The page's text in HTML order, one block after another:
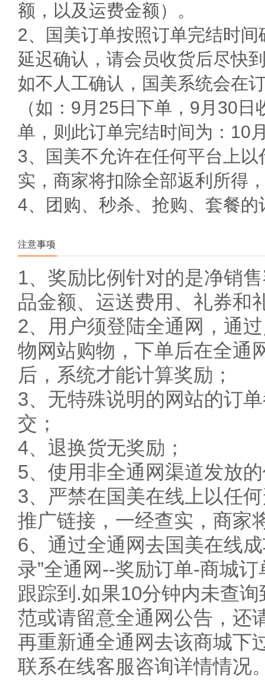
额，以及运费金额）。
2、国美订单按照订单完结时
延迟确认，请会员收货后尽快
如不人工确认，国美系统会在
（如：9月25日下单，9月30
单，则此订单完结时间为：10
3、国美不允许在任何平台上
实，商家将扣除全部返利所得
4、团购、秒杀、抢购、套餐
注意事项
1、奖励比例针对的是净销
品金额、运送费用、礼券和
2、用户须登陆全通网，通
物网站购物，下单后在全通
后，系统才能计算奖励；
3、无特殊说明的网站的订
交；
4、退换货无奖励；
5、使用非全通网渠道发放
3、严禁在国美在线上以任
推广链接，一经查实，商家
6、通过全通网去国美在线
录”全通网--奖励订单-商城
跟踪到.如果10分钟内未查
范或请留意全通网公告，还
再重新通全通网去该商城下
联系在线客服咨询详情情况